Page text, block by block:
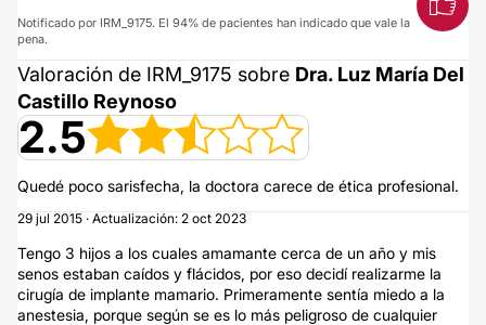
Notificado por IRM_9175. El 94% de pacientes han indicado que vale la
pena.
Valoración de IRM_9175 sobre Dra. Luz María Del
Castillo Reynoso
2.5
Quedé poco sarisfecha, la doctora carece de ética profesional.
29 jul 2015 · Actualización: 2 oct 2023
Tengo 3 hijos a los cuales amamante cerca de un año y mis
senos estaban caídos y flácidos, por eso decidí realizarme la
cirugía de implante mamario. Primeramente sentía miedo a la
anestesia, porque según se es lo más peligroso de cualquier